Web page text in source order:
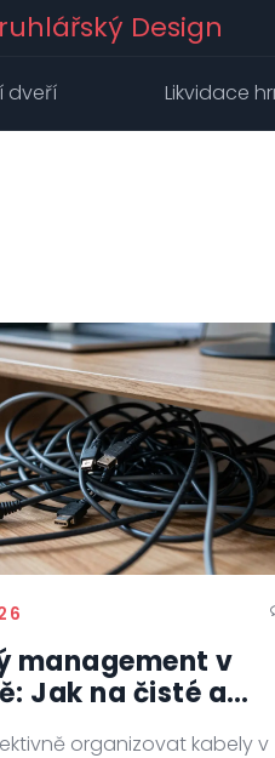
Design
dveří Likvidace
management v
Jak na čisté a
organizovat kabely v